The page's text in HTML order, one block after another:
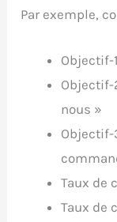
Par exemple,
Objectif-
Objectif-
nous »
Objectif-
Taux de
Taux de